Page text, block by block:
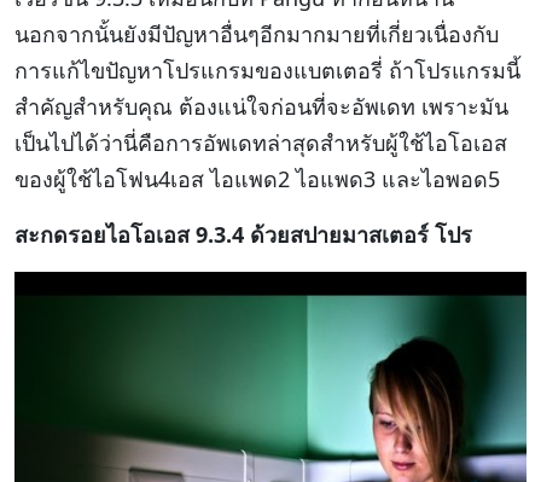
นอกจากนั้นยังมีปัญหาอื่นๆอีกมากมายที่เกี่ยวเนื่องกับ
การแก้ไขปัญหาโปรแกรมของแบตเตอรี่ ถ้าโปรแกรมนี้
สำคัญสำหรับคุณ ต้องแน่ใจก่อนที่จะอัพเดท เพราะมัน
เป็นไปได้ว่านี่คือการอัพเดทล่าสุดสำหรับผู้ใช้ไอโอเอส
ของผู้ใช้ไอโฟน4เอส ไอแพด2 ไอแพด3 และไอพอด5
สะกดรอยไอโอเอส 9.3.4 ด้วยสปายมาสเตอร์ โปร